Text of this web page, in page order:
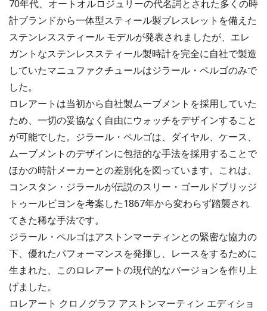
70年代、オートオルロジュリーの代名詞とされた多くの時
計ブランドから一体型スティール製ブレスレットを備えた
ステンレススティール モデルが発表されましたが、エレ
ガントなステンレススティール製時計を完全に自社で製造
していたマニュファクチュールはジラール・ペルゴのみで
した。
ロレアートは当初から自社製ムーブメントを採用していた
ため、一切の妥協なく自由にウォッチをデザインすること
が可能でした。ジラール・ペルゴは、ダイヤル、ケース、
ムーブメントのデザインに包括的な手法を採用することで
ほかの時計メーカーとの差別化を図っています。これは、
コンスタン・ジラールが伝説のスリー・ゴールドブリッジ
トゥールビヨンを考案した1867年から変わらず踏襲され
てきた稀な手法です。
ジラール・ペルゴはアストンマーティンとの緊密な協力の
下、優れたパフォーマンスを発揮し、レースをするために
生まれた、このロレアートの現代的なバージョンを作り上
げました。
ロレアート クロノグラフ アストンマーティン エディショ